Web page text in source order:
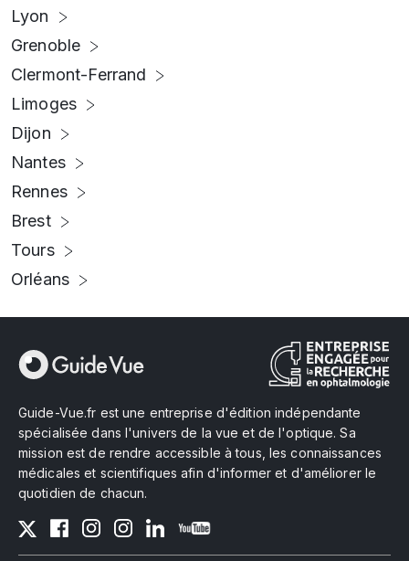
Lyon
Grenoble
Clermont-Ferrand
Limoges
Dijon
Nantes
Rennes
Brest
Tours
Orléans
Guide-Vue.fr est une entreprise d'édition indépendante
spécialisée dans l'univers de la vue et de l'optique. Sa
mission est de rendre accessible à tous, les connaissances
médicales et scientifiques afin d'informer et d'améliorer le
quotidien de chacun.